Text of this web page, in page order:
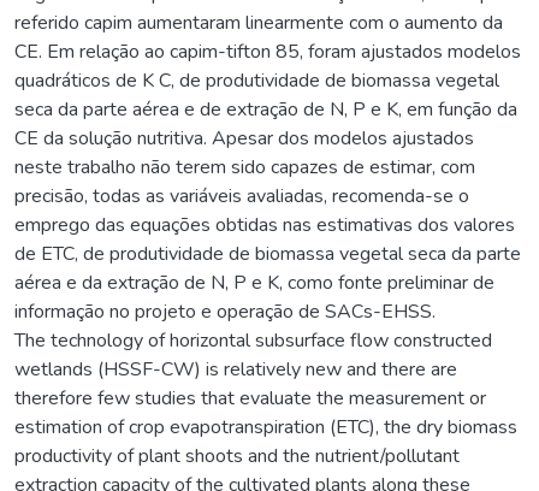
referido capim aumentaram linearmente com o aumento da
CE. Em relação ao capim-tifton 85, foram ajustados modelos
quadráticos de K C, de produtividade de biomassa vegetal
seca da parte aérea e de extração de N, P e K, em função da
CE da solução nutritiva. Apesar dos modelos ajustados
neste trabalho não terem sido capazes de estimar, com
precisão, todas as variáveis avaliadas, recomenda-se o
emprego das equações obtidas nas estimativas dos valores
de ETC, de produtividade de biomassa vegetal seca da parte
aérea e da extração de N, P e K, como fonte preliminar de
informação no projeto e operação de SACs-EHSS.
The technology of horizontal subsurface flow constructed
wetlands (HSSF-CW) is relatively new and there are
therefore few studies that evaluate the measurement or
estimation of crop evapotranspiration (ETC), the dry biomass
productivity of plant shoots and the nutrient/pollutant
extraction capacity of the cultivated plants along these